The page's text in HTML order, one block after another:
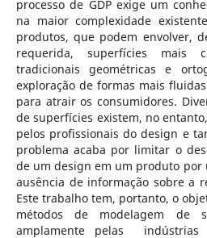
processo de GDP exige um
na maior complexidade
produtos, que podem envolver,
requerida, superfícies mais
tradicionais geométricas e
exploração de formas mais
para atrair os consumidores.
de superfícies existem, no
pelos profissionais do design e
problema acaba por limitar o
de um design em um produto por
ausência de informação sobre a
Este trabalho tem, portanto, o
métodos de modelagem de
amplamente pelas indústrias